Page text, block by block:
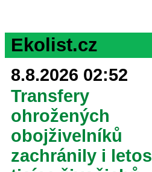
Ekolist.cz
8.8.2026 02:52
Transfery
ohrožených
obojživelníků
zachránily i letos